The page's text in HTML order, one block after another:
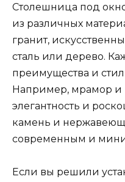
Столешница под
из различных
гранит,
сталь или дерево.
преимущества и
Например, мрамор и
элегантность и
камень и
современным и
Если вы решили